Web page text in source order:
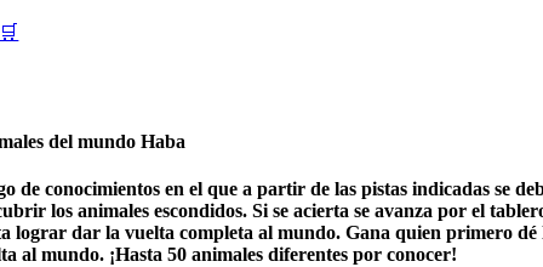
🛒
del mundo Haba
de conocimientos en el que a partir de las pistas indicadas se
los animales escondidos. Si se acierta se avanza por el
lograr dar la vuelta completa al mundo. Gana quien primero dé
al mundo. ¡Hasta 50 animales diferentes por conocer!